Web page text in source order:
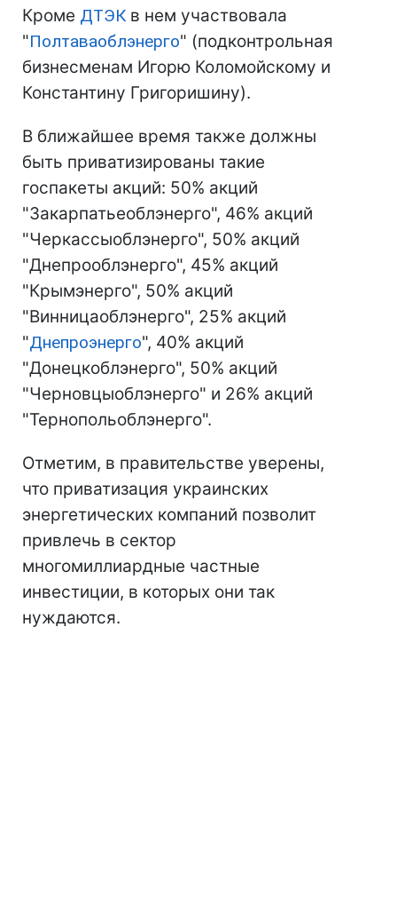
Кроме ДТЭКв нем участвовала
"Полтаваоблэнерго" (подконтрольная
бизнесменам Игорю Коломойскому и
Константину Григоришину).
В ближайшее время также должны
быть приватизированы такие
госпакеты акций: 50% акций
"Закарпатьеоблэнерго", 46% акций
"Черкассыоблэнерго", 50% акций
"Днепрооблэнерго", 45% акций
"Крымэнерго", 50% акций
"Винницаоблэнерго", 25% акций
"Днепроэнерго", 40% акций
"Донецкоблэнерго", 50% акций
"Черновцыоблэнерго" и 26% акций
"Тернопольоблэнерго".
Отметим, в правительстве уверены,
что приватизация украинских
энергетических компаний позволит
привлечь в сектор
многомиллиардные частные
инвестиции, в которых они так
нуждаются.